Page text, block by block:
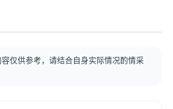
仅供参考，请结合自身实际情况酌情采